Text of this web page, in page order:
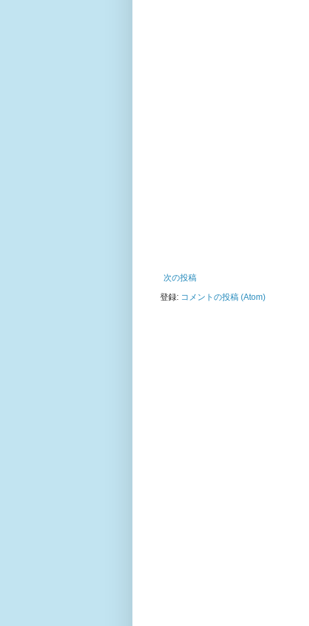
次の投稿
登録: コメントの投稿 (Atom)